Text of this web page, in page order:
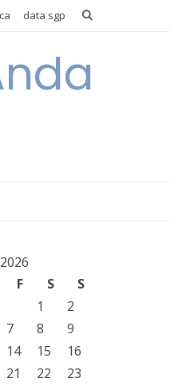
data sgp
F S
S
1
2
7 8
9
14 15
16
21 22
23